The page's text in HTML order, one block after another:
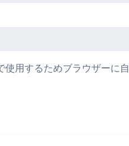
使用するためブラウザーに